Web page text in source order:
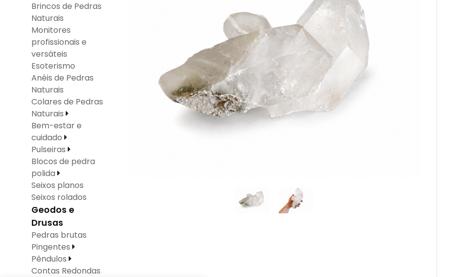
Brincos de Pedras
Naturais
Monitores
profissionais e
versáteis
Esoterismo
Anéis de Pedras
Naturais
Colares de Pedras
Naturais
Bem-estar e
cuidado
Pulseiras
Blocos de pedra
polida
Seixos planos
Seixos rolados
Geodos e
Drusas
Pedras brutas
Pingentes
Pêndulos
Contas Redondas